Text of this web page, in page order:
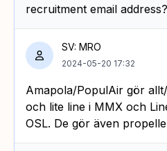
recruitment email address?
SV: MRO
2024-05-20 17:32
Amapola/PopulAir gör
och lite line i MMX och
OSL. De gör även